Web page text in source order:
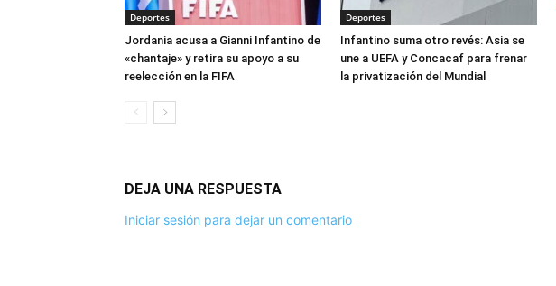
Deportes
Jordania acusa a Gianni Infantino de
«chantaje» y retira su apoyo a su
reelección en la FIFA
Deportes
Infantino suma otro revés: Asia se
une a UEFA y Concacaf para frenar
la privatización del Mundial
DEJA UNA RESPUESTA
Iniciar sesión para dejar un comentario